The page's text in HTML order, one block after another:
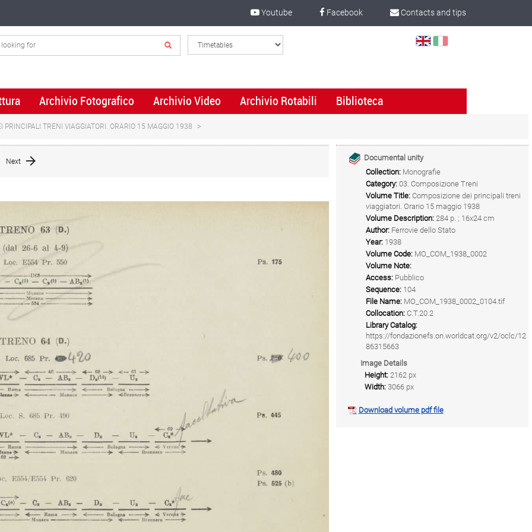
Contacts and tips
Facebook
Youtube
Select
Archivio Fotografico Archivio Video Archivio Rotabili Biblioteca
PRINCIPALI TRENI VIAGGIATORI. ORARIO 15 MAGGIO 1938
Next
Documental unity
Collection: Monografie
Category: 03. Composizione Treni
Volume Title: Composizione dei principali treni
viaggiatori. Orario 15 maggio 1938
Volume Description: 284 p. ; 16x24 cm
Author: Ferrovie dello Stato
Year: 1938
Volume Code: MO_COM_1938_0002
Volume Note:
Access: Pubblico
Sequence: 104
File Name: MO_COM_1938_0002_0104.tif
Collocation: C.T.20.2
Library Catalog:
https://fondazionefs.on.worldcat.org/v2/oclc/12
86315663
Image Details
Height: 2162 px
Width: 3066 px
Download volume pdf file